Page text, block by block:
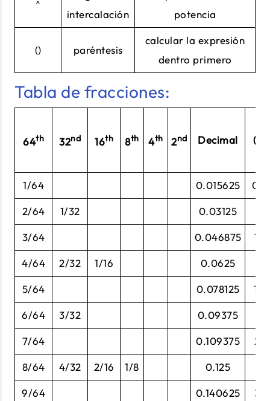
^
intercalación
potencia
() paréntesis
calcular la expresión
dentro primero
Tabla de fracciones:
64th 32nd 16th 8th 4th 2nd Decimal
1/64 0.015625
2/64 1/32 0.03125
3/64 0.046875
4/64 2/32 1/16 0.0625
5/64 0.078125
6/64 3/32 0.09375
7/64 0.109375
8/64 4/32 2/16 1/8 0.125
9/64 0.140625